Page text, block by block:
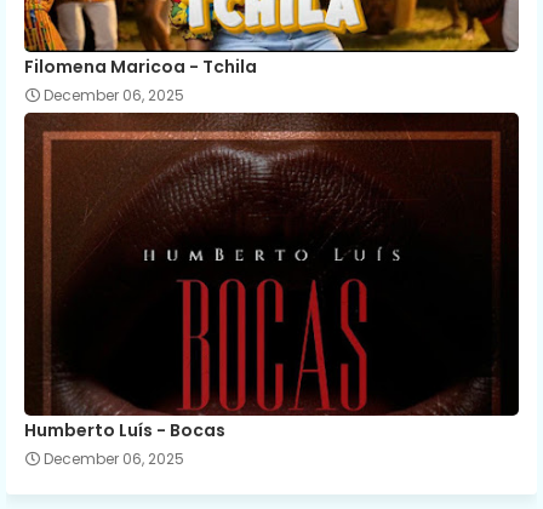
Filomena Maricoa - Tchila
December 06, 2025
Humberto Luís - Bocas
December 06, 2025